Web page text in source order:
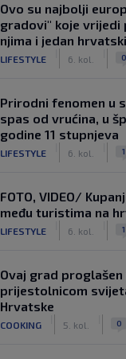
Ovo su najbolji
gradovi" koje vrijedi
njima i jedan hrvatski
LIFESTYLE 6. kol. 0
Prirodni fenomen u
spas od vrućina, u
godine 11 stupnjeva
LIFESTYLE 6. kol. 1
FOTO, VIDEO/
među turistima na
LIFESTYLE 6. kol. 1
Ovaj grad
prijestolnicom
Hrvatske
COOKING 5. kol. 0